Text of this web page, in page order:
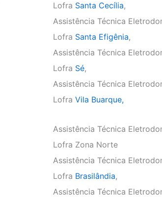
Lofra Santa Cecília,
Assistência Técnica
Lofra Santa Efigênia,
Assistência Técnica
Lofra Sé,
Assistência Técnica
Lofra Vila Buarque,
Assistência Técnica
Lofra Zona Norte
Assistência Técnica
Lofra Brasilândia,
Assistência Técnica